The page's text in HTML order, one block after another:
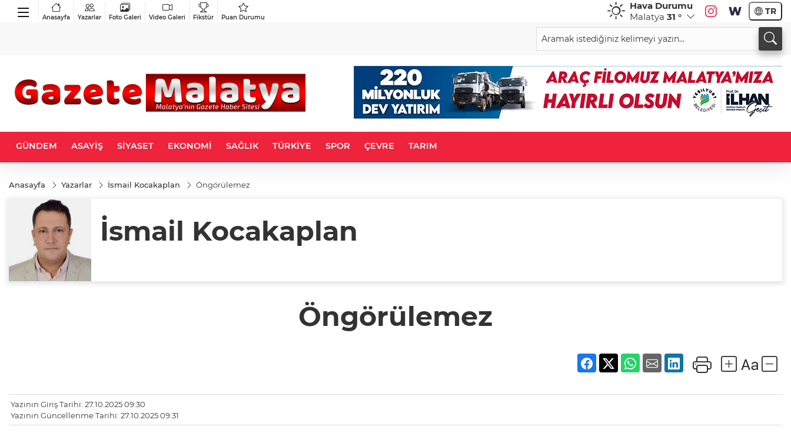
Anasayfa Yazarlar Foto Galeri Video Galeri Fikstür Puan Durumu
Hava Durumu
Malatya 31 ° TR
GÜNDEM ASAYİŞ SİYASET EKONOMİ SAĞLIK TÜRKİYE SPOR ÇEVRE TARIM
Anasayfa Yazarlar İsmail Kocakaplan Öngörülemez
İsmail Kocakaplan
Öngörülemez
Yazının Giriş Tarihi: 27.10.2025 09:30
Yazının Güncellenme Tarihi: 27.10.2025 09:31